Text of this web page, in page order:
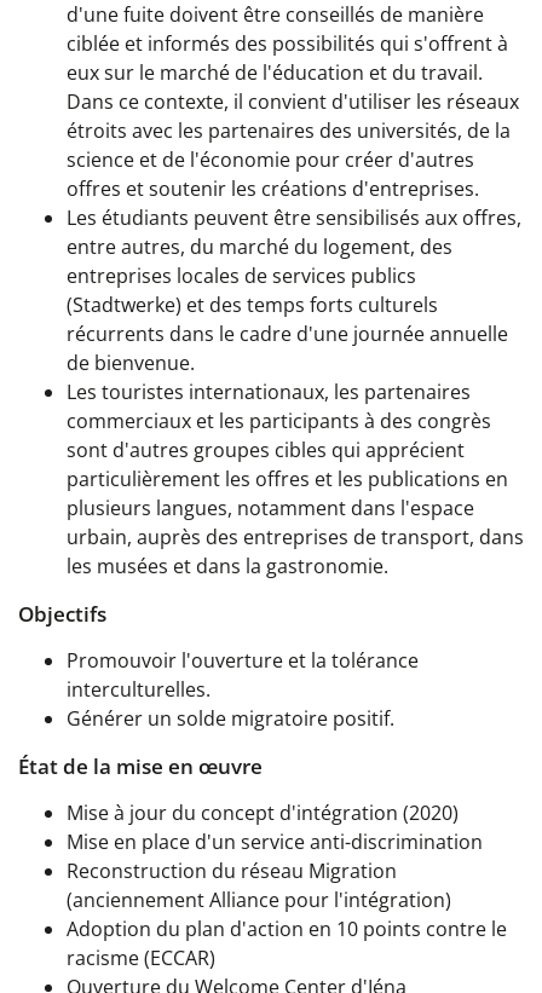
d'une fuite doivent être conseillés de manière
ciblée et informés des possibilités qui s'offrent à
eux sur le marché de l'éducation et du travail.
Dans ce contexte, il convient d'utiliser les réseaux
étroits avec les partenaires des universités, de la
science et de l'économie pour créer d'autres
offres et soutenir les créations d'entreprises.
Les étudiants peuvent être sensibilisés aux offres,
entre autres, du marché du logement, des
entreprises locales de services publics
(Stadtwerke) et des temps forts culturels
récurrents dans le cadre d'une journée annuelle
de bienvenue.
Les touristes internationaux, les partenaires
commerciaux et les participants à des congrès
sont d'autres groupes cibles qui apprécient
particulièrement les offres et les publications en
plusieurs langues, notamment dans l'espace
urbain, auprès des entreprises de transport, dans
les musées et dans la gastronomie.
Objectifs
Promouvoir l'ouverture et la tolérance
interculturelles.
Générer un solde migratoire positif.
État de la mise en œuvre
Mise à jour du concept d'intégration (2020)
Mise en place d'un service anti-discrimination
Reconstruction du réseau Migration
(anciennement Alliance pour l'intégration)
Adoption du plan d'action en 10 points contre le
racisme (ECCAR)
Ouverture du Welcome Center d'Iéna